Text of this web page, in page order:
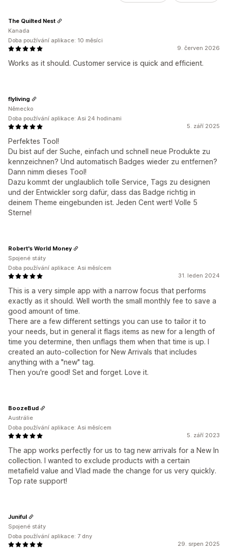
9. červen 2026
Works as it should. Customer service is quick and efficient.
The Quilted Nest
Kanada
Doba používání aplikace: 10 měsíci
5. září 2025
Perfektes Tool!
Du bist auf der Suche, einfach und schnell neue Produkte zu
kennzeichnen? Und automatisch Badges wieder zu entfernen?
Dann nimm dieses Tool!
Dazu kommt der unglaublich tolle Service, Tags zu designen
und der Entwickler sorg dafür, dass das Badge richtig in
deinem Theme eingebunden ist. Jeden Cent wert! Volle 5
Sterne!
flyliving
Německo
Doba používání aplikace: Asi 24 hodinami
31. leden 2024
This is a very simple app with a narrow focus that performs
exactly as it should. Well worth the small monthly fee to save a
good amount of time.
There are a few different settings you can use to tailor it to
your needs, but in general it flags items as new for a length of
time you determine, then unflags them when that time is up. I
created an auto-collection for New Arrivals that includes
anything with a "new" tag.
Then you're good! Set and forget. Love it.
Robert's World Money
Spojené státy
Doba používání aplikace: Asi měsícem
5. září 2023
The app works perfectly for us to tag new arrivals for a New In
collection. I wanted to exclude products with a certain
metafield value and Vlad made the change for us very quickly.
Top rate support!
BoozeBud
Austrálie
Doba používání aplikace: Asi měsícem
29. srpen 2025
Juniful
Spojené státy
Doba používání aplikace: 7 dny